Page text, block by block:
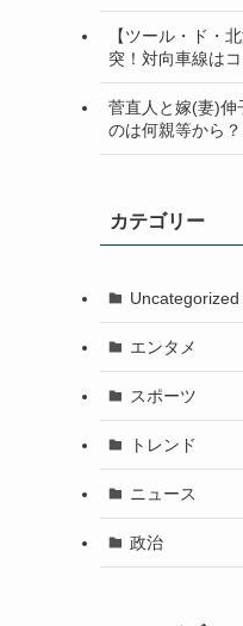
【ツール・ド・
突！対向車線は
菅直人と嫁(妻)伸
のは何親等から？
カテゴリー
Uncategorized
エンタメ
スポーツ
トレンド
ニュース
政治